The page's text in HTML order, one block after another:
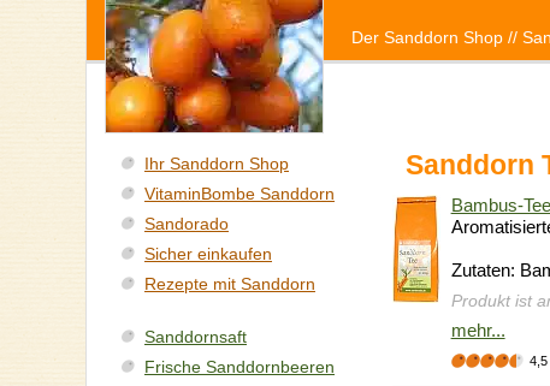
Der Sanddorn Shop //
Ihr Sanddorn Shop
VitaminBombe Sanddorn
Sandorado
Sicher einkaufen
Rezepte mit Sanddorn
Sanddornsaft
Frische Sanddornbeeren
Sanddorn
Bambus-
Zutaten:
Produkt ist
mehr...
4,5